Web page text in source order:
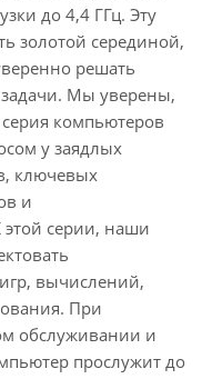
до 4,4 ГГц. Эту
золотой серединой,
решать
Мы уверены,
компьютеров
у заядлых
ключевых
и
серии, наши
вычислений,
При
обслуживании и
прослужит до